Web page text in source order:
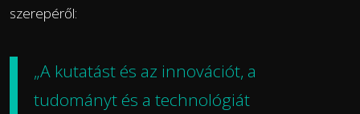
szerepéről:
„A kutatást és az innovációt, a
tudományt és a technológiát